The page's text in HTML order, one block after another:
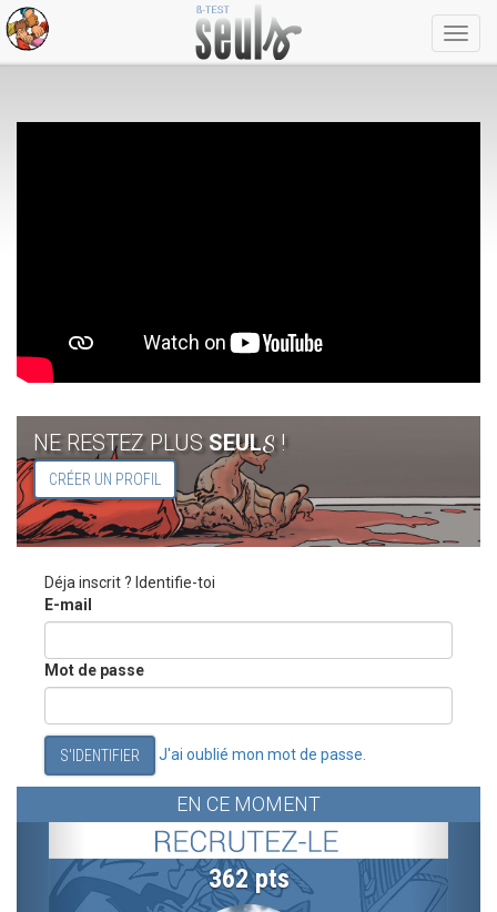
Menu
NE RESTEZ PLUSSEULS!
CRÉER UN PROFIL
Déja inscrit ? Identifie-toi
E-mail
Mot de passe
S'IDENTIFIER J'ai oublié mon mot de passe.
EN CE MOMENT
362 pts